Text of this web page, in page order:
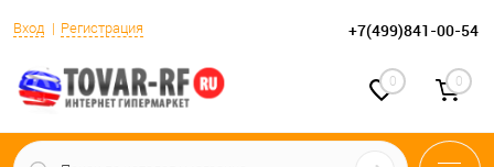
Вход Регистрация +7(499)841-00-54
0 0